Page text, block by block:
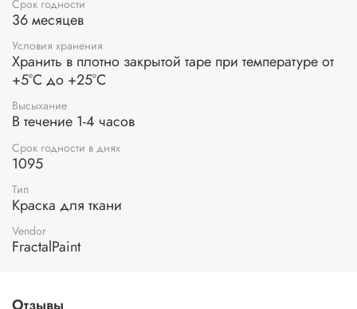
Срок годности
36 месяцев
Условия хранения
Хранить в плотно закрытой таре при температуре от
+5°С до +25°С
Высыхание
В течение 1-4 часов
Срок годности в днях
1095
Тип
Краска для ткани
Vendor
FractalPaint